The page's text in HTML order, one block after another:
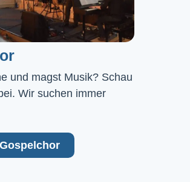
und magst Musik? Schau
Wir suchen immer